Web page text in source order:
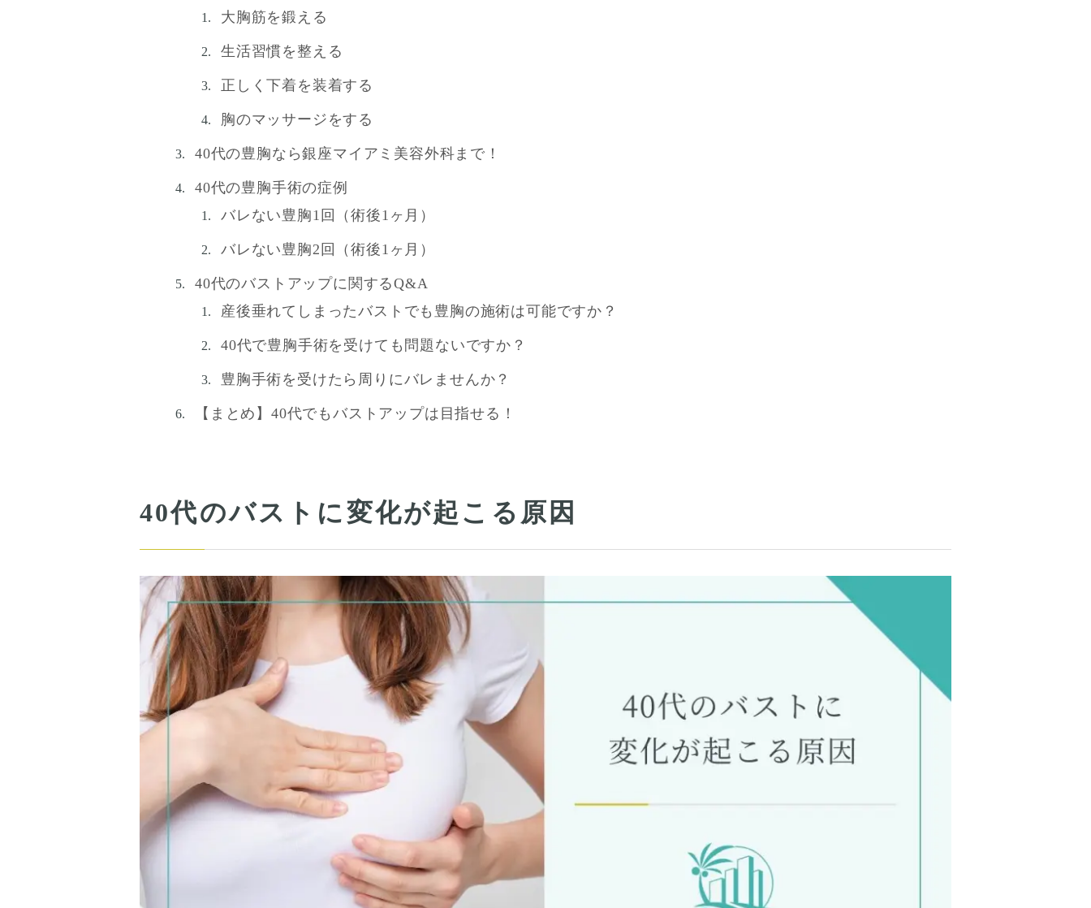
大胸筋を鍛える
生活習慣を整える
正しく下着を装着する
胸のマッサージをする
40代の豊胸なら銀座マイアミ美容外科まで！
40代の豊胸手術の症例
バレない豊胸1回（術後1ヶ月）
バレない豊胸2回（術後1ヶ月）
40代のバストアップに関するQ&A
産後垂れてしまったバストでも豊胸の施術は可能ですか？
40代で豊胸手術を受けても問題ないですか？
豊胸手術を受けたら周りにバレませんか？
【まとめ】40代でもバストアップは目指せる！
40代のバストに変化が起こる原因